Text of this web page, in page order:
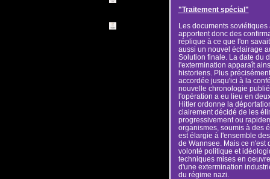
"Traitement spécial"
Les documents
apportent donc des
réplique à ce que l'on
aussi un nouvel éclairage
Solution finale. La date du
l'extermination apparaît
historiens. Plus
accordée jusqu'ici à la
nouvelle chronologie
l'opération a eu lieu en
Hitler ordonne la
clairement décidé de les
progressivement ou
organismes, soumis à des
est élargie à l'ensemble
de Wannsee. Mais ce n'est
volonté politique et
techniques mises en
d'une extermination
du régime nazi.